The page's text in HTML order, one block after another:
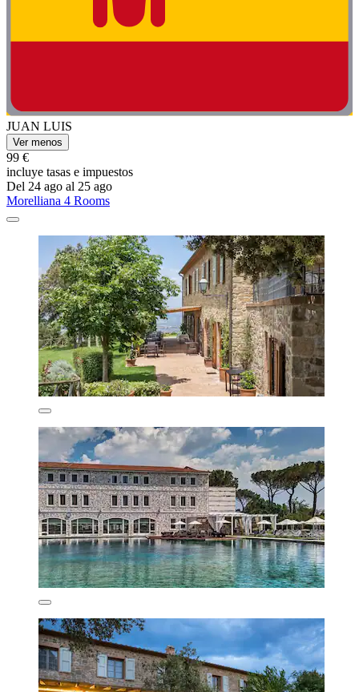
JUAN LUIS
Ver menos
99 €
incluye tasas e impuestos
Del 24 ago al 25 ago
Morelliana 4 Rooms